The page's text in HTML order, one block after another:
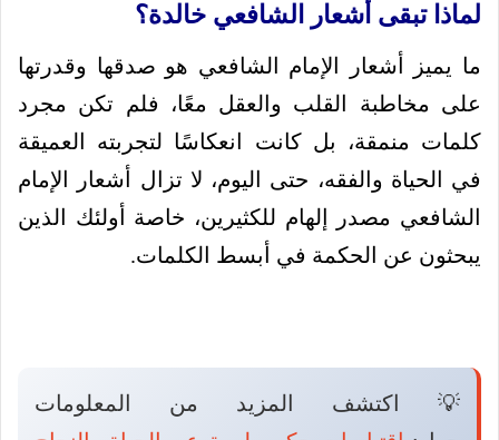
لماذا تبقى أشعار الشافعي خالدة؟
ما يميز أشعار الإمام الشافعي هو صدقها وقدرتها
على مخاطبة القلب والعقل معًا، فلم تكن مجرد
كلمات منمقة، بل كانت انعكاسًا لتجربته العميقة
في الحياة والفقه، حتى اليوم، لا تزال أشعار الإمام
الشافعي مصدر إلهام للكثيرين، خاصة أولئك الذين
يبحثون عن الحكمة في أبسط الكلمات.
💡 اكتشف المزيد من المعلومات